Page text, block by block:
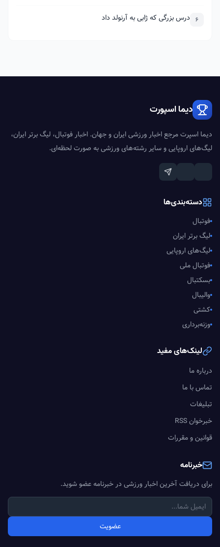
6 درس بزرگی که ژابی به آرنولد داد
دیما اسپورت
دیما اسپرت مرجع اخبار ورزشی ایران و جهان. اخبار فوتبال، لیگ برتر ایران،
لیگ‌های اروپایی و سایر رشته‌های ورزشی به صورت لحظه‌ای.
دسته‌بندی‌ها
فوتبال
لیگ برتر ایران
لیگ‌های اروپایی
فوتبال ملی
بسکتبال
والیبال
کشتی
وزنه‌برداری
لینک‌های مفید
درباره ما
تماس با ما
تبلیغات
خبرخوان RSS
قوانین و مقررات
خبرنامه
برای دریافت آخرین اخبار ورزشی در خبرنامه عضو شوید.
عضویت